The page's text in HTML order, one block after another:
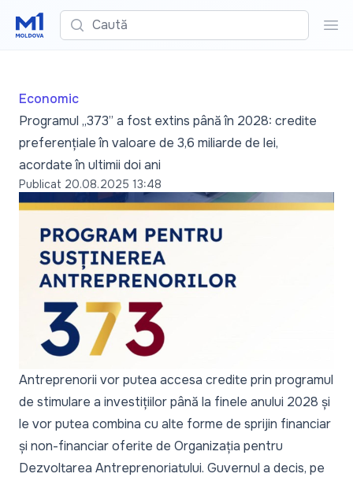
Caută
Economic
Programul „373” a fost extins până în 2028: credite
preferențiale în valoare de 3,6 miliarde de lei,
acordate în ultimii doi ani
Publicat 20.08.2025 13:48
Antreprenorii vor putea accesa credite prin programul
de stimulare a investițiilor până la finele anului 2028 și
le vor putea combina cu alte forme de sprijin financiar
și non-financiar oferite de Organizația pentru
Dezvoltarea Antreprenoriatului. Guvernul a decis, pe